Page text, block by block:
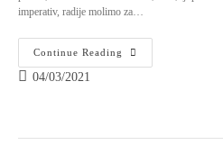
imperativ, radije molimo za…
Continue Reading
04/03/2021